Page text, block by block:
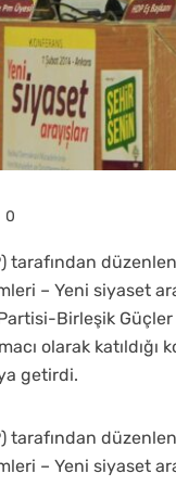
0
tarafından
– Yeni siyaset
Birleşik Güçler
olarak
getirdi.
tarafından
– Yeni siyaset